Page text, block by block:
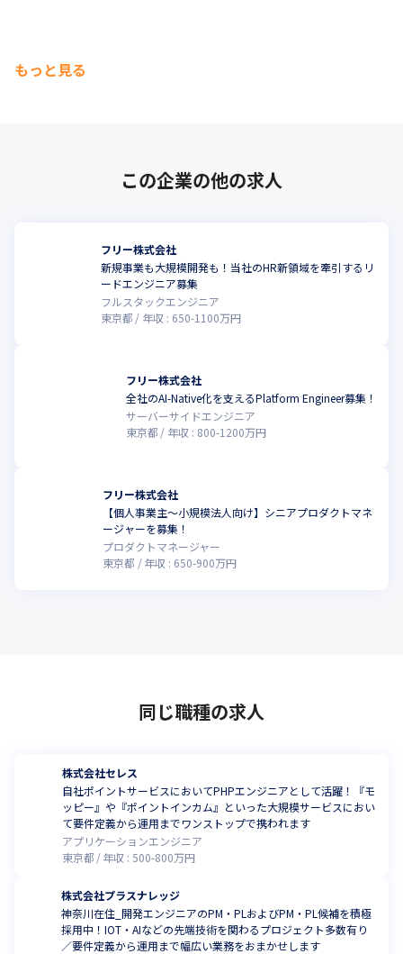
もっと見る
この企業の他の求人
フリー株式会社
新規事業も大規模開発も！当社のHR新領域を牽引するリ
ードエンジニア募集
フルスタックエンジニア
東京都
年収 : 650-1100万円
フリー株式会社
全社のAI-Native化を支えるPlatform Engineer募集！
サーバーサイドエンジニア
東京都
年収 : 800-1200万円
フリー株式会社
【個人事業主〜小規模法人向け】シニアプロダクトマネ
ージャーを募集！
プロダクトマネージャー
東京都
年収 : 650-900万円
同じ職種の求人
株式会社セレス
自社ポイントサービスにおいてPHPエンジニアとして活躍！『モ
ッピー』や『ポイントインカム』といった大規模サービスにおい
て要件定義から運用までワンストップで携われます
アプリケーションエンジニア
東京都
年収 :500-800万円
株式会社プラスナレッジ
神奈川在住_開発エンジニアのPM・PLおよびPM・PL候補を積極
採用中！IOT・AIなどの先端技術を関わるプロジェクト多数有り
／要件定義から運用まで幅広い業務をおまかせします